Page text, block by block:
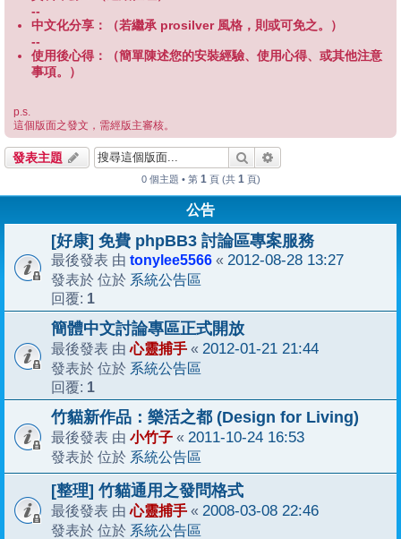
--
中文化分享：（若繼承 prosilver 風格，則或可免之。）
--
使用後心得：（簡單陳述您的安裝經驗、使用心得、或其他注意
事項。）
p.s.
這個版面之發文，需經版主審核。
發表主題 搜尋
0 個主題 • 第 1 頁 (共 1 頁)
公告
[好康] 免費 phpBB3 討論區專案服務
最後發表 由 tonylee5566 « 2012-08-28 13:27
發表於 位於 系統公告區
回覆: 1
簡體中文討論專區正式開放
最後發表 由心靈捕手 « 2012-01-21 21:44
發表於 位於 系統公告區
回覆: 1
竹貓新作品：樂活之都 (Design for Living)
最後發表 由 小竹子 « 2011-10-24 16:53
發表於 位於 系統公告區
[整理] 竹貓通用之發問格式
最後發表 由心靈捕手 « 2008-03-08 22:46
發表於 位於 系統公告區